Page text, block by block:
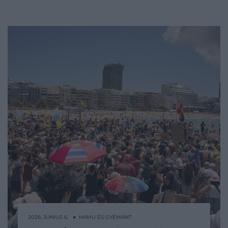
2026. JÚNIUS 6. ● HAMU ÉS GYÉMÁNT